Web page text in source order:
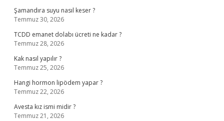
Şamandıra suyu nasıl keser ?
Temmuz 30, 2026
TCDD emanet dolabı ücreti ne kadar ?
Temmuz 28, 2026
Kak nasıl yapılır ?
Temmuz 25, 2026
Hangi hormon lipödem yapar ?
Temmuz 22, 2026
Avesta kız ismi midir ?
Temmuz 21, 2026